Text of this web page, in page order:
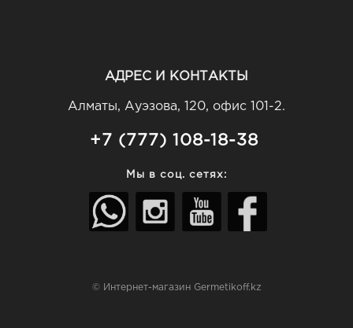
АДРЕС И КОНТАКТЫ
Алматы, Ауэзова, 120, офис 101-2.
+7 (777) 108-18-38
Мы в соц. сетях:
© Интернет-магазин Germetikoff.kz